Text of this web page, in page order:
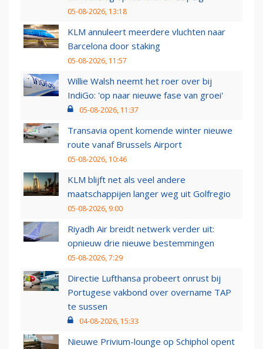
05-08-2026, 13:18
KLM annuleert meerdere vluchten naar
Barcelona door staking
05-08-2026, 11:57
Willie Walsh neemt het roer over bij
IndiGo: 'op naar nieuwe fase van groei'
05-08-2026, 11:37
Transavia opent komende winter nieuwe
route vanaf Brussels Airport
05-08-2026, 10:46
KLM blijft net als veel andere
maatschappijen langer weg uit Golfregio
05-08-2026, 9:00
Riyadh Air breidt netwerk verder uit:
opnieuw drie nieuwe bestemmingen
05-08-2026, 7:29
Directie Lufthansa probeert onrust bij
Portugese vakbond over overname TAP
te sussen
04-08-2026, 15:33
Nieuwe Privium-lounge op Schiphol opent